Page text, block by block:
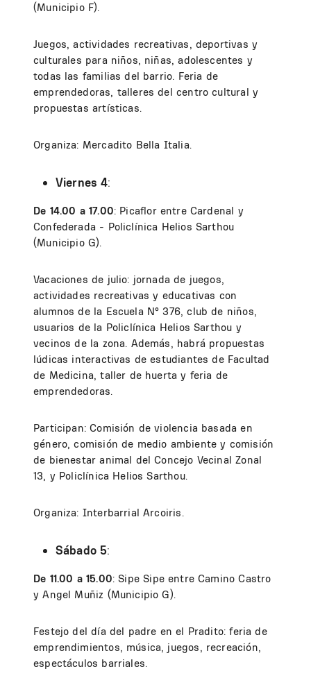
(Municipio F).
Juegos, actividades recreativas, deportivas y
culturales para niños, niñas, adolescentes y
todas las familias del barrio. Feria de
emprendedoras, talleres del centro cultural y
propuestas artísticas.
Organiza: Mercadito Bella Italia.
Viernes 4:
De 14.00 a 17.00: Picaflor entre Cardenal y
Confederada - Policlínica Helios Sarthou
(Municipio G).
Vacaciones de julio: jornada de juegos,
actividades recreativas y educativas con
alumnos de la Escuela N° 376, club de niños,
usuarios de la Policlínica Helios Sarthou y
vecinos de la zona. Además, habrá propuestas
lúdicas interactivas de estudiantes de Facultad
de Medicina, taller de huerta y feria de
emprendedoras.
Participan: Comisión de violencia basada en
género, comisión de medio ambiente y comisión
de bienestar animal del Concejo Vecinal Zonal
13, y Policlínica Helios Sarthou.
Organiza: Interbarrial Arcoiris.
Sábado 5:
De 11.00 a 15.00: Sipe Sipe entre Camino Castro
y Angel Muñiz (Municipio G).
Festejo del día del padre en el Pradito: feria de
emprendimientos, música, juegos, recreación,
espectáculos barriales.